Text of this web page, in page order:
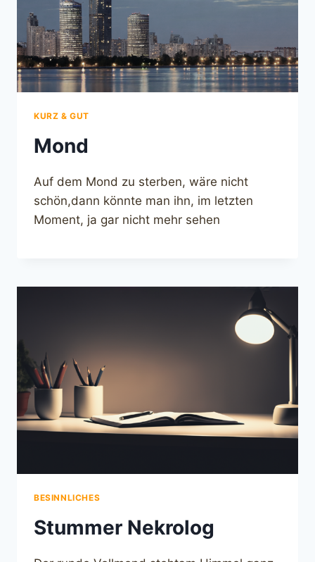
KURZ & GUT
Mond
Auf dem Mond zu sterben, wäre nicht
schön,dann könnte man ihn, im letzten
Moment, ja gar nicht mehr sehen
BESINNLICHES
Stummer Nekrolog